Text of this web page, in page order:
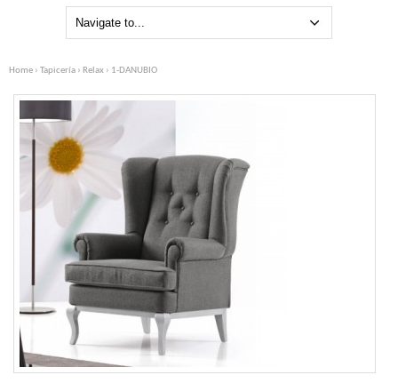
Home › Tapicería › Relax › 1-DANUBIO